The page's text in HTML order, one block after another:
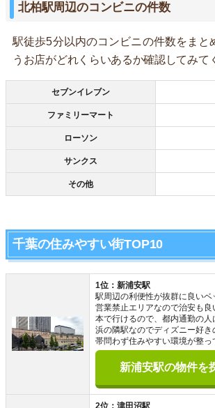
北柏駅周辺のコンビニの件数
駅徒歩5分以内のコンビニの件数をまと
うお店がどれくらいあるか確認してみて
セブンイレブン
ファミリーマート
ローソン
サンクス
その他
千葉の住みやすい街TOP10
1位：新浦安駅
駅周辺の利便性が抜群に良い
営業禁止エリアなので治安も
本で行けるので、都内通勤の
浜の隣駅なのでディズニー好
帯問わず住みやすい環境が整っ
新浦安駅の物件を
2位：津田沼駅